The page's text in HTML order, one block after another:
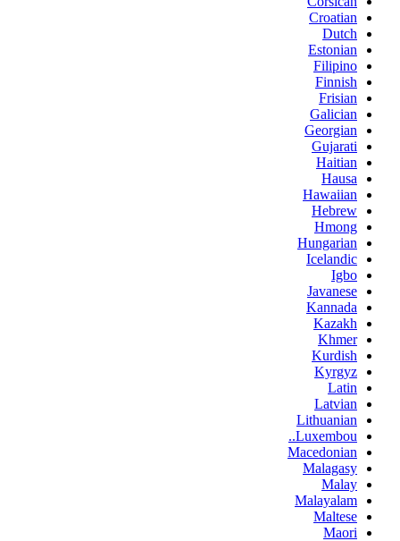
Croatian
Dutch
Estonian
Filipino
Finnish
Frisian
Galician
Georgian
Gujarati
Haitian
Hausa
Hawaiian
Hebrew
Hmong
Hungarian
Icelandic
Igbo
Javanese
Kannada
Kazakh
Khmer
Kurdish
Kyrgyz
Latin
Latvian
Lithuanian
Luxembou..
Macedonian
Malagasy
Malay
Malayalam
Maltese
Maori